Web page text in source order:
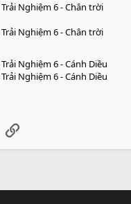
Nghiệm 6 - Chân trời
Nghiệm 6 - Chân trời
Nghiệm 6 - Cánh Diều
Nghiệm 6 - Cánh Diều
Link